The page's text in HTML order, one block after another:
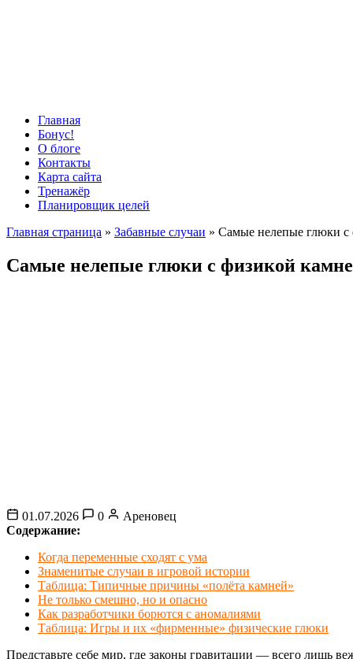
Главная
Бонус!
О блоге
Контакты
Карта сайта
Тренажёр
Планировщик целей
Главная страница » Забавные случаи » Самые нелепые глюки
Самые нелепые глюки с физикой
01.07.2026 0
Ареновец
Содержание:
Когда переменные сходят с ума
Знаменитые случаи в игровой истории
Таблица: Типичные причины «полёта камней»
Не только смешно, но и опасно
Как разработчики борются с аномалиями
Таблица: Игры и их «фирменные» физические глюки
Представьте себе мир, где законы гравитации — всего лишь